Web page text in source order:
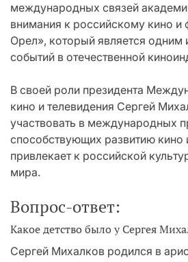
международных связей
внимания к российскому кино и
Орел», который является одним
событий в отечественной
В своей роли президента
кино и телевидения Сергей
участвовать в международных
способствующих развитию кино
привлекает к российской
мира.
Вопрос-ответ:
Какое детство было у Сергея
Сергей Михалков родился в